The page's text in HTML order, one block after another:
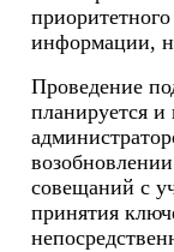
информации,
Проведение
планируется
совещаний с
принятия